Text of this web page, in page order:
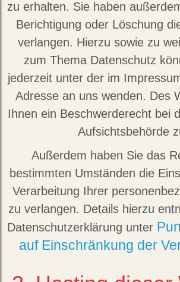
zu erhalten. Sie haben
Berichtigung oder Löschung
verlangen. Hierzu sowie zu
zum Thema Datenschutz
jederzeit unter der im
Adresse an uns wenden. Des
Ihnen ein Beschwerderecht bei
Aufsichtsbehörde
Außerdem haben Sie das
bestimmten Umständen die
Verarbeitung Ihrer
zu verlangen. Details hierzu
Datenschutzerklärung unter
auf Einschränkung der